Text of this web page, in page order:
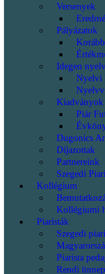
Versenyek
Pályázatok
Idegen
Nyelvi
Kiadványok
Piár
Dugonics
Díjazottak
Partnereink
Szegedi
Kollégium
Kollégiumi
Piaristák
Szegedi
Piarista
Rendi